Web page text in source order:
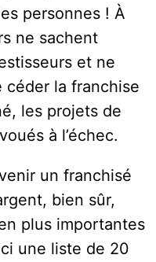
personnes ! À
ne sachent
et ne
la franchise
les projets de
à l’échec.
un franchisé
bien sûr,
plus importantes
une liste de 20